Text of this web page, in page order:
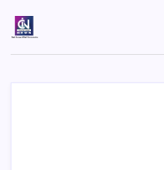
content
Country
Inside
India's
News